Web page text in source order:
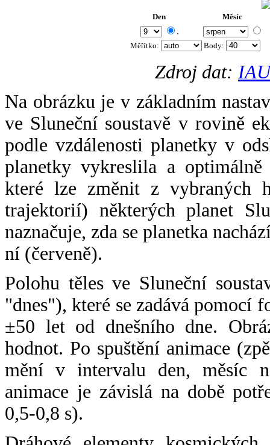
Den Měsíc
.
Měřítko: Body:
Zdroj dat:
Na obrázku je v základním
ve Sluneční soustavě v rovině
podle vzdálenosti planetky v
planetky vykreslila a
které lze změnit z vybraných
trajektorií) některých planet
naznačuje, zda se planetka
ní (červeně).
Polohu těles ve Sluneční
"dnes"), které se zadává pomocí
±50 let od dnešního dne.
hodnot. Po spuštění animace
mění v intervalu den, měsíc
animace je závislá na době
0,5-0,8 s).